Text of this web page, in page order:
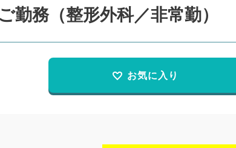
勤務（整形外科／非常勤）
お気に入り